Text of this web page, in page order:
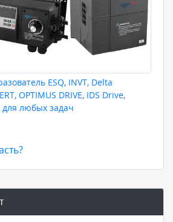
ESQ, INVT, Delta
OPTIMUS DRIVE, IDS Drive,
для любых задач